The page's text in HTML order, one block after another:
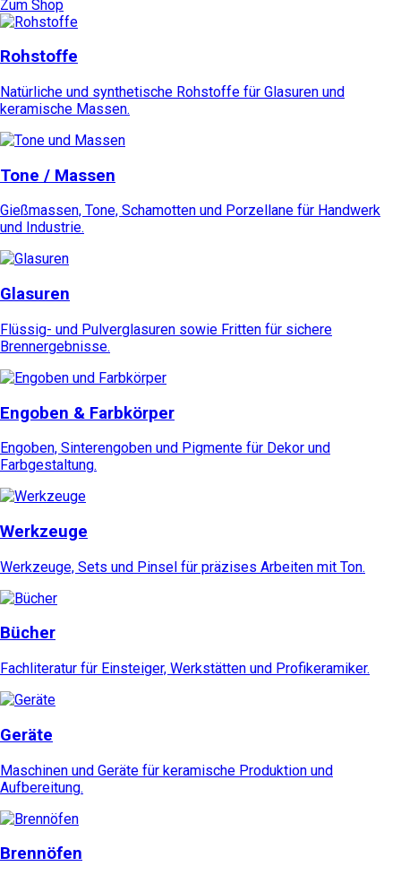
Zum Shop
Rohstoffe
Natürliche und synthetische Rohstoffe für Glasuren und
keramische Massen.
Tone / Massen
Gießmassen, Tone, Schamotten und Porzellane für Handwerk
und Industrie.
Glasuren
Flüssig- und Pulverglasuren sowie Fritten für sichere
Brennergebnisse.
Engoben & Farbkörper
Engoben, Sinterengoben und Pigmente für Dekor und
Farbgestaltung.
Werkzeuge
Werkzeuge, Sets und Pinsel für präzises Arbeiten mit Ton.
Bücher
Fachliteratur für Einsteiger, Werkstätten und Profikeramiker.
Geräte
Maschinen und Geräte für keramische Produktion und
Aufbereitung.
Brennöfen